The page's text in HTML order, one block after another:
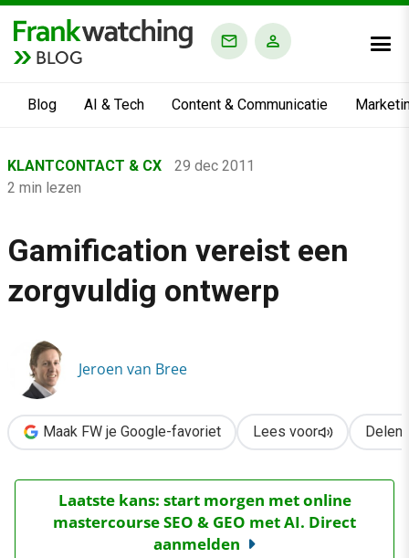
BLOG
Blog AI & Tech Content & Communicatie
›
Klantcontact & CX
›
KLANTCONTACT & CX
29 dec 2011
2 min lezen
Gamification vereist een
zorgvuldig ontwerp
Jeroen van Bree
Maak FW je Google-favoriet Lees voor Delen
Laatste kans: start morgen met online
mastercourse SEO & GEO met AI. Direct
aanmelden